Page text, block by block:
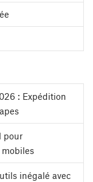
: Expédition
pour
mobiles
inégalé avec